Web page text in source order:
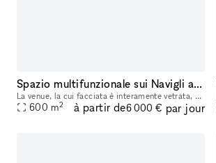
Spazio multifunzionale sui Navigli a Milano
La venue, la cui facciata è interamente vetrata, ha una superficie di 300mq, ampliabile a 600mq, comprendente due banconi bar, una cucina professionale completamente attrezzata, un desk reception, gu
600 m2 à partir de6 000 € par jour